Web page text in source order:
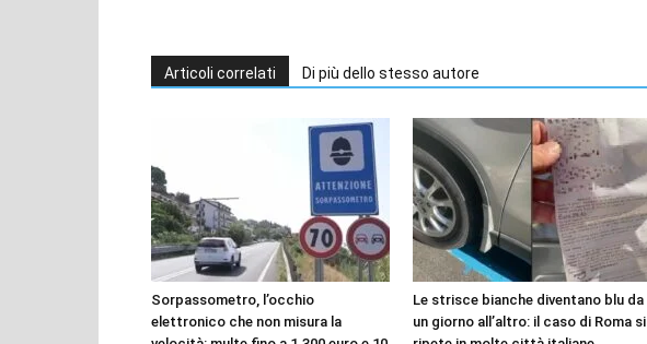
Articoli correlati Di più dello stesso autore
Sorpassometro, l’occhio
elettronico che non misura la
Le strisce bianche diventano blu da
un giorno all’altro: il caso di Roma si